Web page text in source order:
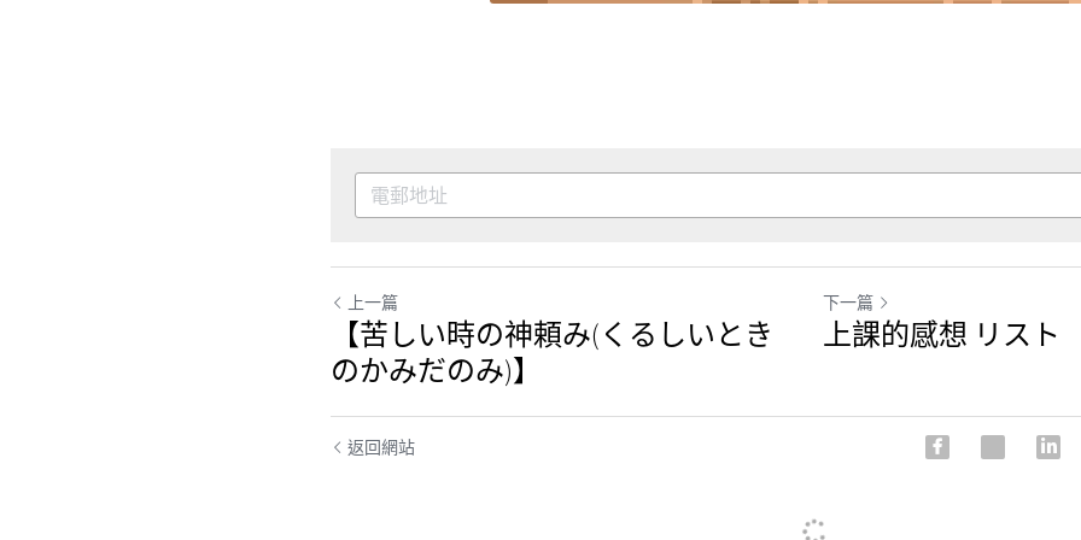
上一篇
【苦しい時の神頼み(くるしいとき
のかみだのみ)】
下一篇
上課的感想 リスト
返回網站